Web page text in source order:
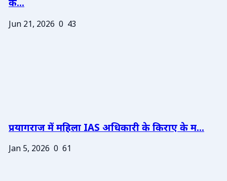
के...
Jun 21, 2026 0 43
प्रयागराज में महिला IAS अधिकारी के किराए के म...
Jan 5, 2026 0 61